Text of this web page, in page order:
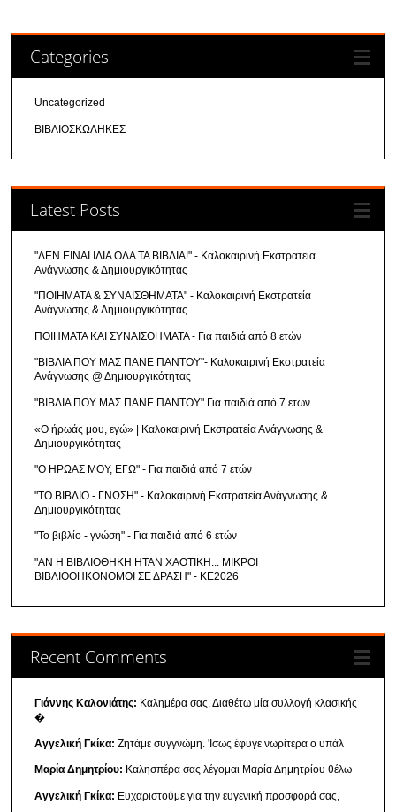
Categories
Uncategorized
ΒΙΒΛΙΟΣΚΩΛΗΚΕΣ
Latest Posts
"ΔΕΝ ΕΙΝΑΙ ΙΔΙΑ ΟΛΑ ΤΑ ΒΙΒΛΙΑ!" - Καλοκαιρινή Εκστρατεία
Ανάγνωσης & Δημιουργικότητας
"ΠΟΙΗΜΑΤΑ & ΣΥΝΑΙΣΘΗΜΑΤΑ" - Καλοκαιρινή Εκστρατεία
Ανάγνωσης & Δημιουργικότητας
ΠΟΙΗΜΑΤΑ ΚΑΙ ΣΥΝΑΙΣΘΗΜΑΤΑ - Για παιδιά από 8 ετών
"ΒΙΒΛΙΑ ΠΟΥ ΜΑΣ ΠΑΝΕ ΠΑΝΤΟΥ"- Καλοκαιρινή Εκστρατεία
Ανάγνωσης @ Δημιουργικότητας
"ΒΙΒΛΙΑ ΠΟΥ ΜΑΣ ΠΑΝΕ ΠΑΝΤΟΥ" Για παιδιά από 7 ετών
«Ο ήρωάς μου, εγώ» | Καλοκαιρινή Εκστρατεία Ανάγνωσης &
Δημιουργικότητας
"Ο ΗΡΩΑΣ ΜΟΥ, ΕΓΩ" - Για παιδιά από 7 ετών
"ΤΟ ΒΙΒΛΙΟ - ΓΝΩΣΗ" - Καλοκαιρινή Εκστρατεία Ανάγνωσης &
Δημιουργικότητας
"Το βιβλίο - γνώση" - Για παιδιά από 6 ετών
"ΑΝ Η ΒΙΒΛΙΟΘΗΚΗ ΗΤΑΝ ΧΑΟΤΙΚΗ... ΜΙΚΡΟΙ
ΒΙΒΛΙΟΘΗΚΟΝΟΜΟΙ ΣΕ ΔΡΑΣΗ" - ΚΕ2026
Recent Comments
Γιάννης Καλονιάτης: Καλημέρα σας. Διαθέτω μία συλλογή κλασικής
�
Αγγελική Γκίκα: Ζητάμε συγγνώμη. 'Ισως έφυγε νωρίτερα ο υπάλ
Μαρία Δημητρίου: Καλησπέρα σας λέγομαι Μαρία Δημητρίου θέλω
Αγγελική Γκίκα: Ευχαριστούμε για την ευγενική προσφορά σας,